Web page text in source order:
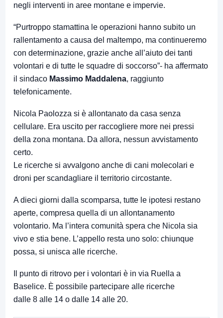
negli interventi in aree montane e impervie.
“Purtroppo stamattina le operazioni hanno subito un
rallentamento a causa del maltempo, ma continueremo
con determinazione, grazie anche all’aiuto dei tanti
volontari e di tutte le squadre di soccorso”- ha affermato
il sindaco Massimo Maddalena, raggiunto
telefonicamente.
Nicola Paolozza si è allontanato da casa senza
cellulare. Era uscito per raccogliere more nei pressi
della zona montana. Da allora, nessun avvistamento
certo.
Le ricerche si avvalgono anche di cani molecolari e
droni per scandagliare il territorio circostante.
A dieci giorni dalla scomparsa, tutte le ipotesi restano
aperte, compresa quella di un allontanamento
volontario. Ma l’intera comunità spera che Nicola sia
vivo e stia bene. L’appello resta uno solo: chiunque
possa, si unisca alle ricerche.
Il punto di ritrovo per i volontari è in via Ruella a
Baselice. È possibile partecipare alle ricerche
dalle 8 alle 14 o dalle 14 alle 20.